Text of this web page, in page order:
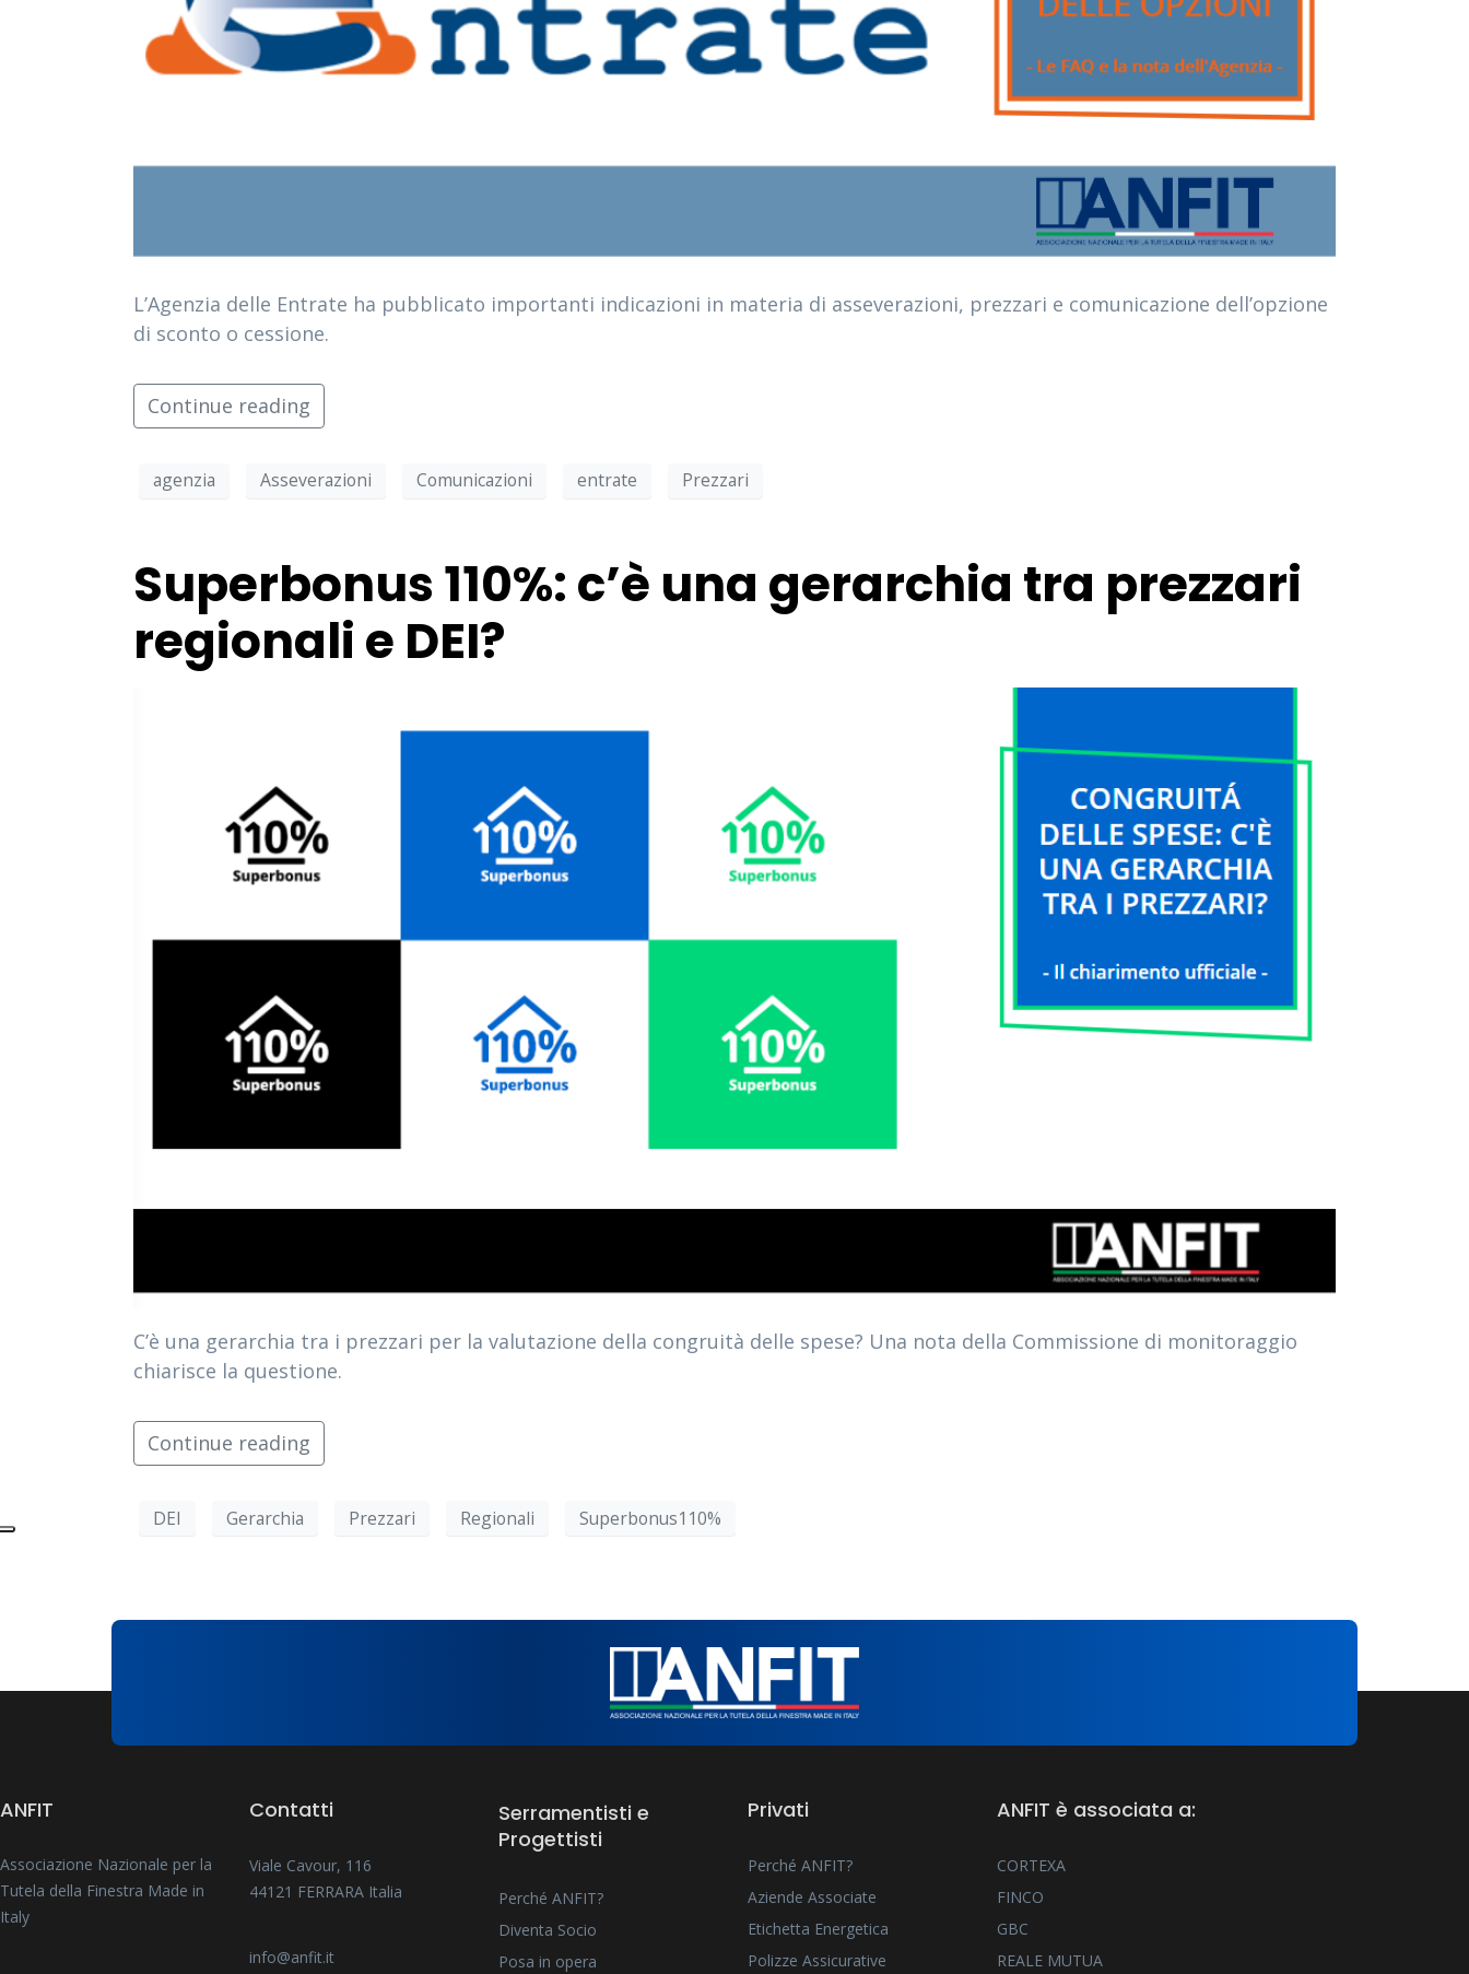
L’Agenzia delle Entrate ha pubblicato importanti indicazioni in materia di asseverazioni, prezzari e comunicazione dell’opzione
di sconto o cessione.
Continue reading
agenzia Asseverazioni Comunicazioni entrate Prezzari
Superbonus 110%: c’è una gerarchia tra prezzari
regionali e DEI?
C’è una gerarchia tra i prezzari per la valutazione della congruità delle spese? Una nota della Commissione di monitoraggio
chiarisce la questione.
Continue reading
DEI Gerarchia Prezzari Regionali Superbonus110%
ANFIT
Associazione Nazionale per la
Tutela della Finestra Made in
Italy
Contatti
Viale Cavour, 116
44121 FERRARA Italia
info@anfit.it
Serramentisti e
Progettisti
Perché ANFIT?
Diventa Socio
Posa in opera
Privati
Perché ANFIT?
Aziende Associate
Etichetta Energetica
Polizze Assicurative
ANFIT è associata a:
CORTEXA
FINCO
GBC
REALE MUTUA